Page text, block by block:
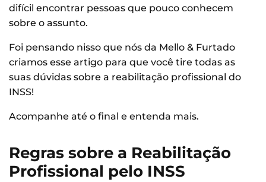
difícil encontrar pessoas que pouco conhecem
sobre o assunto.
Foi pensando nisso que nós da Mello & Furtado
criamos esse artigo para que você tire todas as
suas dúvidas sobre a reabilitação profissional do
INSS!
Acompanhe até o final e entenda mais.
Regras sobre a Reabilitação
Profissional pelo INSS